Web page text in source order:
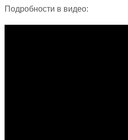
Подробности в видео: